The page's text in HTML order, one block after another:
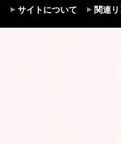
サイトについて 関連